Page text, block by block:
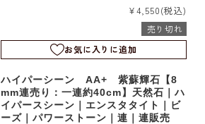
¥4,550(税込)
売り切れ
お気に入りに追加
ハイパーシーン AA+ 紫蘇輝石【8
mm連売り：一連約40cm】天然石｜ハ
イパースシーン｜エンスタタイト｜ビ
ーズ｜パワーストーン｜連｜連販売